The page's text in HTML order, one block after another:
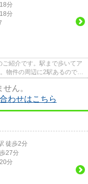
分
分
紹介です。駅まで歩いてア
物件の周辺に2駅あるので移
ん。
わせはこちら
徒歩2分
27分
分